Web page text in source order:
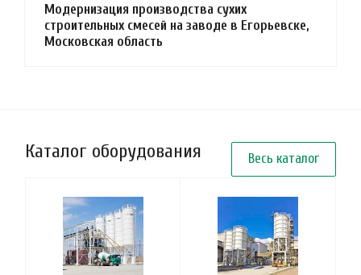
Модернизация производства сухих
строительных смесей на заводе в Егорьевске,
Московская область
Весь каталог
Каталог оборудования